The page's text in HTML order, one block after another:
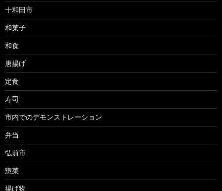
十和田市
和菓子
和食
唐揚げ
定食
寿司
市内でのデモンストレーション
弁当
弘前市
惣菜
揚げ物